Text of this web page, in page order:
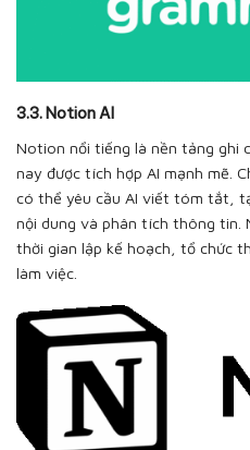
3.3. Notion AI
Notion nổi tiếng là nền tảng ghi
nay được tích hợp AI mạnh mẽ.
có thể yêu cầu AI viết tóm tắt,
nội dung và phân tích thông tin.
thời gian lập kế hoạch, tổ chức
làm việc.